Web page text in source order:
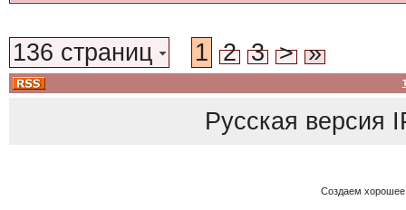
136 страниц 1 2 3 > »
Русская версия
Создаем